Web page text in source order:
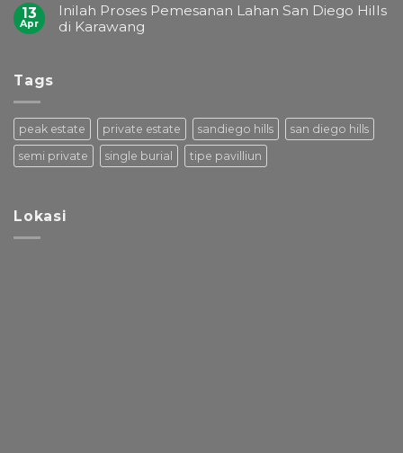
13
Apr
Inilah Proses Pemesanan Lahan San Diego Hills
di Karawang
Tags
peak estate private estate sandiego hills
san diego hills
semi private
single burial tipe pavilliun
Lokasi